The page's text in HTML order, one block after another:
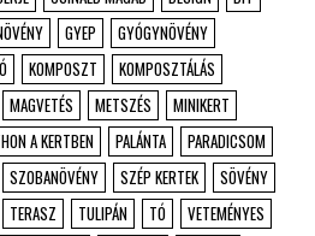
GYEP
GYÓGYNÖVÉNY
KOMPOSZT
KOMPOSZTÁLÁS
MAGVETÉS METSZÉS
MINIKERT
A KERTBEN PALÁNTA
PARADICSOM
SZOBANÖVÉNY SZÉP KERTEK
SÖVÉNY
TERASZ TULIPÁN TÓ
VETEMÉNYES